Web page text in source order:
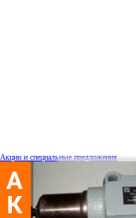
Акции и специальные предложения